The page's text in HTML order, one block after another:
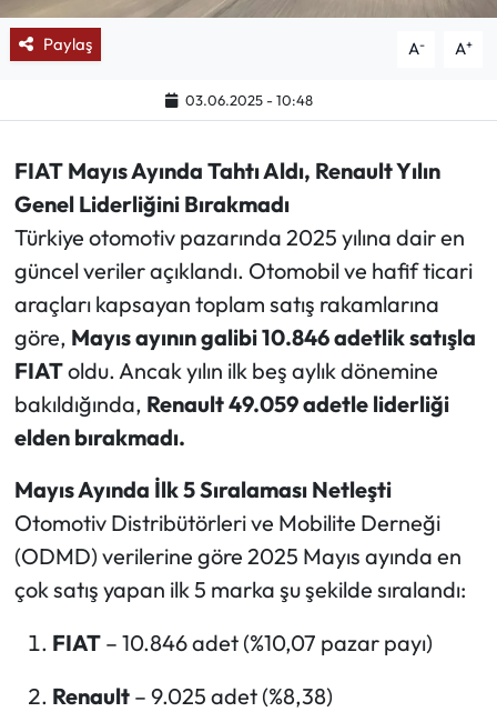
Paylaş A- A+
03.06.2025 - 10:48
FIAT Mayıs Ayında Tahtı Aldı, Renault Yılın
Genel Liderliğini Bırakmadı
Türkiye otomotiv pazarında 2025 yılına dair en
güncel veriler açıklandı. Otomobil ve hafif ticari
araçları kapsayan toplam satış rakamlarına
göre, Mayıs ayının galibi 10.846 adetlik satışla
FIAToldu. Ancak yılın ilk beş aylık dönemine
bakıldığında, Renault 49.059 adetle liderliği
elden bırakmadı.
Mayıs Ayında İlk 5 Sıralaması Netleşti
Otomotiv Distribütörleri ve Mobilite Derneği
(ODMD) verilerine göre 2025 Mayıs ayında en
çok satış yapan ilk 5 marka şu şekilde sıralandı:
FIAT– 10.846 adet (%10,07 pazar payı)
Renault– 9.025 adet (%8,38)
Karikatür Galeri
Spor Yazıları
Mektup Galeri
Ekonomi
Sağlık
Turizm
Teknoloji